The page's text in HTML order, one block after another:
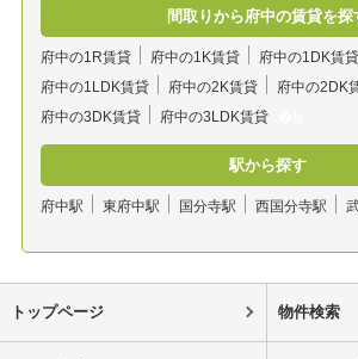
間取りから府中の賃貸を探
府中の1R賃貸 府中の1K賃貸
府中の1DK賃貸
府中の1LDK賃貸
府中の2K賃貸
府中の2DK
府中の3DK賃貸
府中の3LDK賃貸
駅から探す
府中駅 東府中駅 国分寺駅 西国分寺駅
トップページ 物件検索